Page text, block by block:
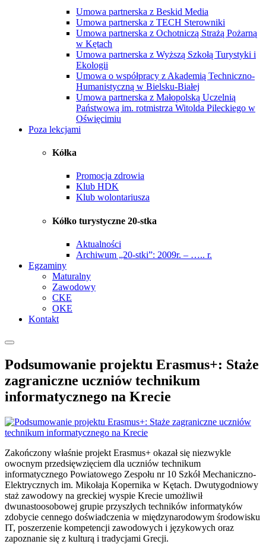
Umowa partnerska z Beskid Media
Umowa partnerska z TECH Sterowniki
Umowa partnerska z Ochotniczą Strażą Pożarną
w Kętach
Umowa partnerska z Wyższą Szkołą Turystyki i
Ekologii
Umowa o współpracy z Akademią Techniczno-
Humanistyczną w Bielsku-Białej
Umowa partnerska z Małopolską Uczelnią
Państwową im. rotmistrza Witolda Pileckiego w
Oświęcimiu
Poza lekcjami
Kółka
Promocja zdrowia
Klub HDK
Klub wolontariusza
Kółko turystyczne 20-stka
Aktualności
Archiwum „20-stki”: 2009r. – ….. r.
Egzaminy
Maturalny
Zawodowy
CKE
OKE
Kontakt
Podsumowanie projektu Erasmus+: Staże
zagraniczne uczniów technikum
informatycznego na Krecie
Zakończony właśnie projekt Erasmus+ okazał się niezwykle
owocnym przedsięwzięciem dla uczniów technikum
informatycznego Powiatowego Zespołu nr 10 Szkół Mechaniczno-
Elektrycznych im. Mikołaja Kopernika w Kętach. Dwutygodniowy
staż zawodowy na greckiej wyspie Krecie umożliwił
dwunastoosobowej grupie przyszłych techników informatyków
zdobycie cennego doświadczenia w międzynarodowym środowisku
IT, poszerzenie kompetencji zawodowych i językowych oraz
zapoznanie się z kulturą i tradycjami Grecji.